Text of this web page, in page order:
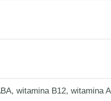
witamina B12, witamina